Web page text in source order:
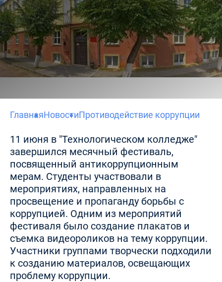
ГлавнаяНовостиПротиводействие коррупции
11 июня в "Технологическом колледже"
завершился месячный фестиваль,
посвященный антикоррупционным
мерам. Студенты участвовали в
мероприятиях, направленных на
просвещение и пропаганду борьбы с
коррупцией. Одним из мероприятий
фестиваля было создание плакатов и
съемка видеороликов на тему коррупции.
Участники группами творчески подходили
к созданию материалов, освещающих
проблему коррупции.